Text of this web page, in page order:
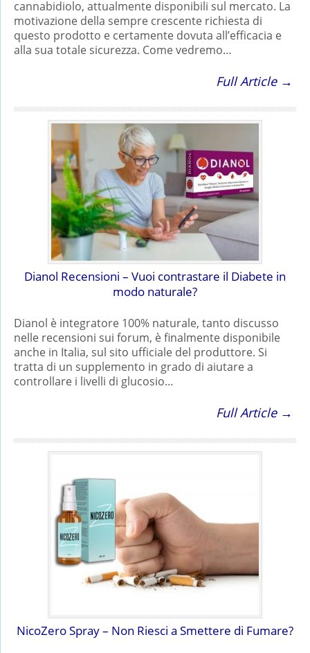
cannabidiolo, attualmente disponibili sul mercato. La
motivazione della sempre crescente richiesta di
questo prodotto e certamente dovuta all’efficacia e
alla sua totale sicurezza. Come vedremo…
Full Article →
Dianol Recensioni – Vuoi contrastare il Diabete in
modo naturale?
Dianol è integratore 100% naturale, tanto discusso
nelle recensioni sui forum, è finalmente disponibile
anche in Italia, sul sito ufficiale del produttore. Si
tratta di un supplemento in grado di aiutare a
controllare i livelli di glucosio…
Full Article →
NicoZero Spray – Non Riesci a Smettere di Fumare?